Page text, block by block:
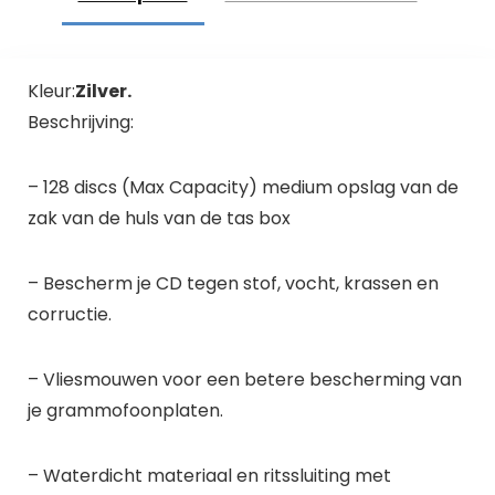
Kleur:Zilver.
Beschrijving:
– 128 discs (Max Capacity) medium opslag van de
zak van de huls van de tas box
– Bescherm je CD tegen stof, vocht, krassen en
corructie.
– Vliesmouwen voor een betere bescherming van
je grammofoonplaten.
– Waterdicht materiaal en ritssluiting met